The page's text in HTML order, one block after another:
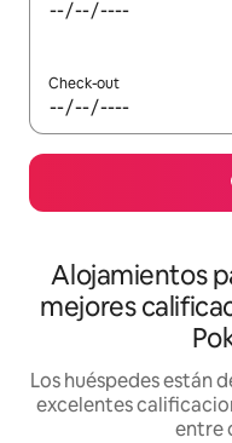
Check-out
Alojamientos
mejores
Los huéspedes están
excelentes
entre